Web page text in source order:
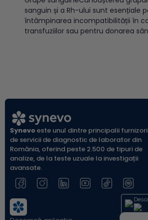
sanguin și a Rh-ului sunt esențiale
întâmpinarea incompatibilității în
transfuziilor sau pentru donarea
Synevoeste unul dintre principalii furnizori
de servicii de diagnostic de laborator din
România, oferind peste 2.500 de tipuri de
analize, de la teste uzuale la investigații
avansate.